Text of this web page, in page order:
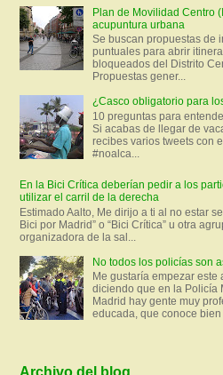
Plan de Movilidad Centro
acupuntura urbana
Se buscan propuestas de
puntuales para abrir
bloqueados del Distrito
Propuestas gener...
¿Casco obligatorio para
10 preguntas para
Si acabas de llegar de
recibes varios tweets con
#noalca...
En la Bici Crítica deberían pedir a los
utilizar el carril de la derecha
Estimado Aalto, Me dirijo a ti al no estar
Bici por Madrid” o “Bici Crítica” u otra
organizadora de la sal...
No todos los policías son
Me gustaría empezar este
diciendo que en la Policía
Madrid hay gente muy
educada, que conoce bien